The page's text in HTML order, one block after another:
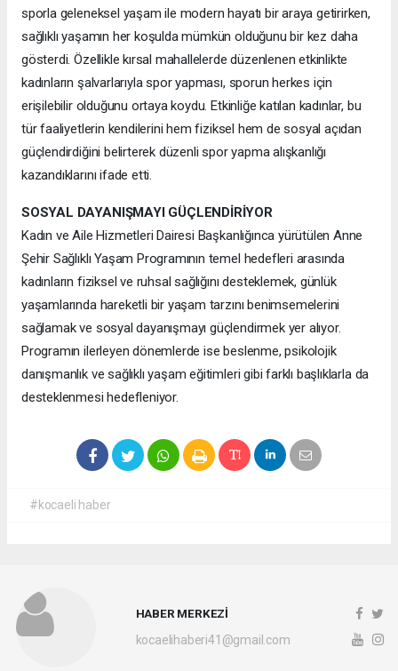
sporla geleneksel yaşam ile modern hayatı bir araya getirirken,
sağlıklı yaşamın her koşulda mümkün olduğunu bir kez daha
gösterdi. Özellikle kırsal mahallelerde düzenlenen etkinlikte
kadınların şalvarlarıyla spor yapması, sporun herkes için
erişilebilir olduğunu ortaya koydu. Etkinliğe katılan kadınlar, bu
tür faaliyetlerin kendilerini hem fiziksel hem de sosyal açıdan
güçlendirdiğini belirterek düzenli spor yapma alışkanlığı
kazandıklarını ifade etti.
SOSYAL DAYANIŞMAYI GÜÇLENDİRİYOR
Kadın ve Aile Hizmetleri Dairesi Başkanlığınca yürütülen Anne
Şehir Sağlıklı Yaşam Programının temel hedefleri arasında
kadınların fiziksel ve ruhsal sağlığını desteklemek, günlük
yaşamlarında hareketli bir yaşam tarzını benimsemelerini
sağlamak ve sosyal dayanışmayı güçlendirmek yer alıyor.
Programın ilerleyen dönemlerde ise beslenme, psikolojik
danışmanlık ve sağlıklı yaşam eğitimleri gibi farklı başlıklarla da
desteklenmesi hedefleniyor.
#kocaeli haber
HABER MERKEZİ
kocaelihaberi41@gmail.com